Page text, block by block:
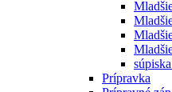
Prípravka